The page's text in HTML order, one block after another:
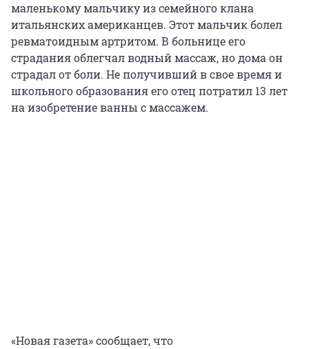
маленькому мальчику из семейного клана
итальянских американцев. Этот мальчик болел
ревматоидным артритом. В больнице его
страдания облегчал водный массаж, но дома он
страдал от боли. Не получивший в свое время и
школьного образования его отец потратил 13 лет
на изобретение ванны с массажем.
«Новая газета» сообщает, что